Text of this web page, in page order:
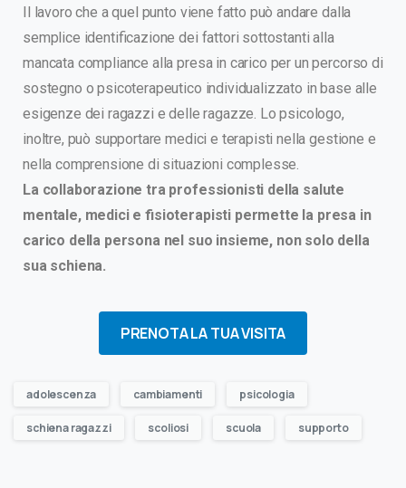
Il lavoro che a quel punto viene fatto può andare dalla
semplice identificazione dei fattori sottostanti alla
mancata compliance alla presa in carico per un percorso di
sostegno o psicoterapeutico individualizzato in base alle
esigenze dei ragazzi e delle ragazze. Lo psicologo,
inoltre, può supportare medici e terapisti nella gestione e
nella comprensione di situazioni complesse.
La collaborazione tra professionisti della salute
mentale, medici e fisioterapisti permette la presa in
carico della persona nel suo insieme, non solo della
sua schiena.
PRENOTA LA TUA VISITA
adolescenza cambiamenti psicologia
schiena ragazzi scoliosi scuola supporto